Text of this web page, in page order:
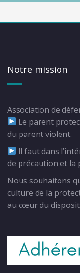
Notre mission
Association de
Le parent
du parent violent.
Il faut dans
de précaution et la
Nous souhaitons
culture de la
au cœur du